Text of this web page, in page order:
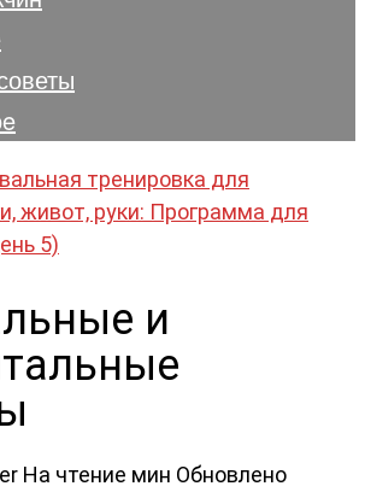
тренировка для
живот, руки: Программа для
5)
и
На чтение мин Обновлено